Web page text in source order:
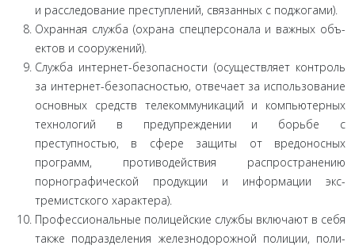
и рас­следование преступлений, связанных с поджогами).
Охранная служба (охрана спецперсонала и важных объ­
ектов и сооружений).
Служба интернет-безопасности (осуществляет кон­троль
за интернет-безопасностью, отвечает за использование
основных средств телекоммуникаций и компьютерных
техно­логий в предупреждении и борьбе с
преступностью, в сфере защиты от вредоносных
программ, противодействия распро­странению
порнографической продукции и информации экс­
тремистского характера).
Профессиональные полицейские службы включают в себя
также подразделения железнодорожной полиции, поли­